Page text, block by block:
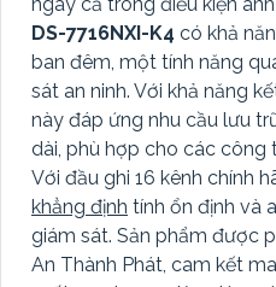
DS-7716NXI-K4 có khả
ban đêm, một tính năng
sát an ninh. Với khả năng
này đáp ứng nhu cầu lưu
dài, phù hợp cho các công
Với đầu ghi 16 kênh chính
khẳng định tính ổn định và
giám sát. Sản phẩm được
An Thành Phát, cam kết